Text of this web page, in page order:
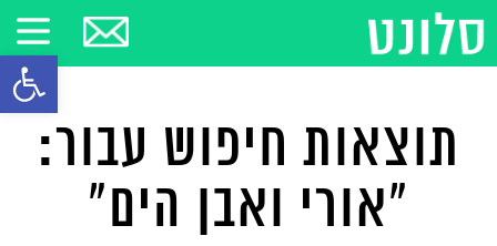
פתח
תוצאות חיפוש עבור:
"אורי ואבן הים"